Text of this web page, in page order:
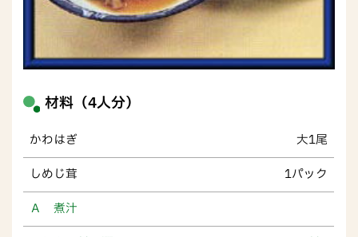
材料（4人分）
かわはぎ 大1尾
しめじ茸 1パック
Ａ 煮汁